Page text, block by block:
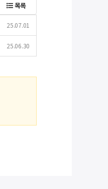
목록
25.07.01
25.06.30